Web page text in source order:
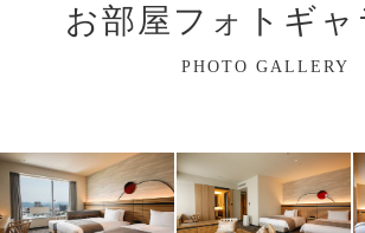
詳細を見る
お部屋フォトギャ
PHOTO GALLERY